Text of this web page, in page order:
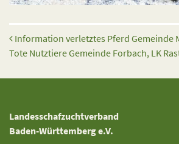
Beitrags-Navigation
Information verletztes Pferd Gemeinde
Tote Nutztiere Gemeinde Forbach, LK
Landesschafzuchtverband
Baden-Württemberg e.V.